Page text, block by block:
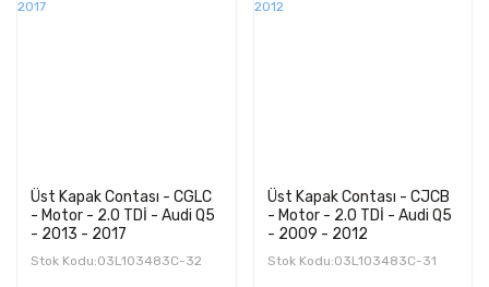
Üst Kapak Contası - CGLC
- Motor - 2.0 TDİ - Audi Q5
- 2013 - 2017
Stok Kodu:03L103483C-32
Üst Kapak Contası - CJCB
- Motor - 2.0 TDİ - Audi Q5
- 2009 - 2012
Stok Kodu:03L103483C-31